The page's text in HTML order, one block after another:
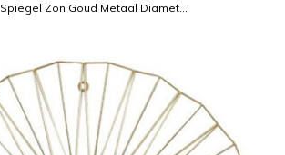
Spiegel Zon Goud Metaal Diamet...